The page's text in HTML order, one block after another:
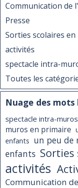
Communication de
Presse
Sorties scolaires
activités
spectacle intra-
Toutes les
Nuage des
spectacle intra-
muros en primaire
enfants un peu de
enfants Sorties
activités
Communication